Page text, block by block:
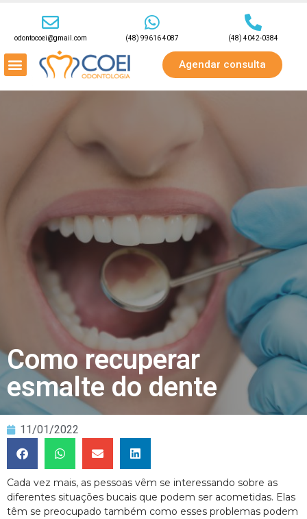
odontocoei@gmail.com (48) 99616 4087 (48) 4042-0384
Agendar consulta
Como recuperar
esmalte do dente
11/01/2022
Cada vez mais, as pessoas vêm se interessando sobre as
diferentes situações bucais que podem ser acometidas. Elas
têm se preocupado também como esses problemas podem